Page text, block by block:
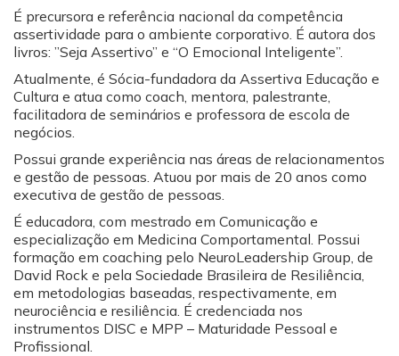
É precursora e referência nacional da competência
assertividade para o ambiente corporativo. É autora dos
livros: ”Seja Assertivo” e “O Emocional Inteligente”.
Atualmente, é Sócia-fundadora da Assertiva Educação e
Cultura e atua como coach, mentora, palestrante,
facilitadora de seminários e professora de escola de
negócios.
Possui grande experiência nas áreas de relacionamentos
e gestão de pessoas. Atuou por mais de 20 anos como
executiva de gestão de pessoas.
É educadora, com mestrado em Comunicação e
especialização em Medicina Comportamental. Possui
formação em coaching pelo NeuroLeadership Group, de
David Rock e pela Sociedade Brasileira de Resiliência,
em metodologias baseadas, respectivamente, em
neurociência e resiliência. É credenciada nos
instrumentos DISC e MPP – Maturidade Pessoal e
Profissional.